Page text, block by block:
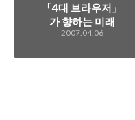
「4대 브라우저」
가 향하는 미래
2007.04.06